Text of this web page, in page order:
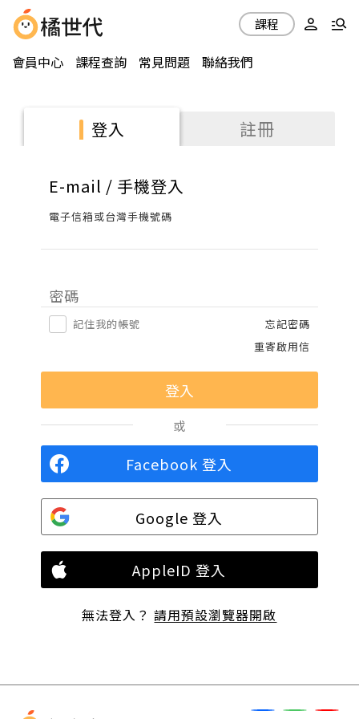
會員中心 課程查詢 常見問題 聯絡我們
課程
登入 註冊
E-mail / 手機登入
電子信箱或台灣手機號碼
密碼
記住我的帳號
忘記密碼
重寄啟用信
或
Facebook 登入
Google 登入
AppleID 登入
無法登入？請用預設瀏覽器開啟